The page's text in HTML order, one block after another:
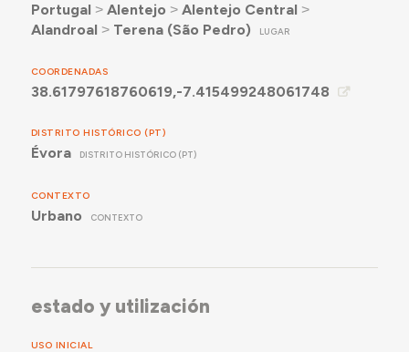
Portugal ˃ Alentejo ˃ Alentejo Central ˃
Alandroal ˃ Terena (São Pedro) LUGAR
COORDENADAS
38.61797618760619,-7.415499248061748
DISTRITO HISTÓRICO (PT)
Évora DISTRITO HISTÓRICO (PT)
CONTEXTO
Urbano CONTEXTO
estado y utilización
USO INICIAL